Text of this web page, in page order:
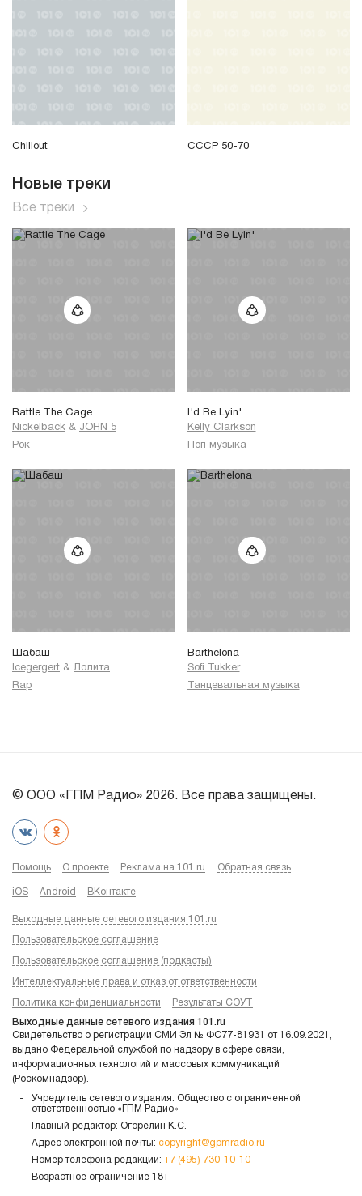
Chillout СССР 50-70
Новые треки
Все треки
Rattle The Cage
Nickelback & JOHN 5
Рок
I'd Be Lyin'
Kelly Clarkson
Поп музыка
Шабаш
Icegergert & Лолита
Rap
Barthelona
Sofi Tukker
Танцевальная музыка
© ООО «ГПМ Радио» 2026. Все права защищены.
Помощь О проекте Реклама на 101.ru Обратная связь
iOS Android ВКонтакте
Выходные данные сетевого издания 101.ru
Пользовательское соглашение
Пользовательское соглашение (подкасты)
Интеллектуальные права и отказ от ответственности
Политика конфиденциальности Результаты СОУТ
Выходные данные сетевого издания 101.ru
Свидетельство о регистрации СМИ Эл № ФС77-81931 от 16.09.2021,
выдано Федеральной службой по надзору в сфере связи,
информационных технологий и массовых коммуникаций
(Роскомнадзор).
Учредитель сетевого издания: Общество с ограниченной
ответственностью «ГПМ Радио»
Главный редактор: Огорелин К.С.
Адрес электронной почты: copyright@gpmradio.ru
Номер телефона редакции: +7 (495) 730-10-10
Возрастное ограничение 18+